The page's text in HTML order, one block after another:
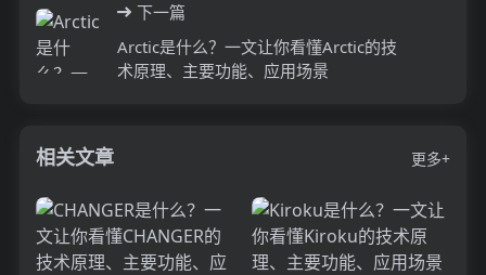
下一篇
Arctic是什么？一文让你看懂Arctic的技
术原理、主要功能、应用场景
相关文章 更多+